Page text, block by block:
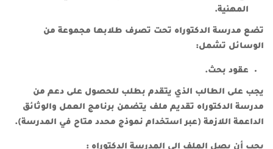
المهنية.
تضع مدرسة الدكتوراه تحت تصرف طلابها مجموعة من
الوسائل تشمل:
عقود بحث.
يجب على الطالب الذي يتقدم بطلب للحصول على دعم من
مدرسة الدكتوراه تقديم ملف يتضمن برنامج العمل والوثائق
الداعمة اللازمة (عبر استخدام نموذج محدد متاح في المدرسة).
يجب أن يصل الملف إلى المدرسة الدكتوراه :